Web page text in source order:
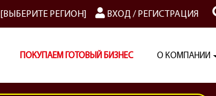
[ВЫБЕРИТЕ РЕГИОН] ВХОД/ РЕГИСТРАЦИЯ
ПОКУПАЕМ ГОТОВЫЙ БИЗНЕС О КОМПАНИИ